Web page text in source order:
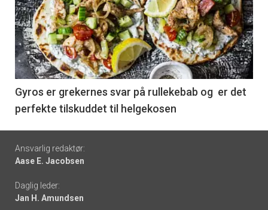
akkurat
nå
-
6
Gyros er grekernes svar på rullekebab og er det
perfekte tilskuddet til helgekosen
Footer
-
links
Ansvarlig redaktør:
Aase E. Jacobsen
Daglig leder:
Jan H. Amundsen